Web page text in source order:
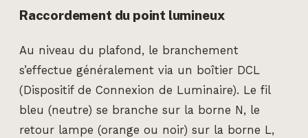
Raccordement du point lumineux
Au niveau du plafond, le branchement
s’effectue généralement via un boîtier DCL
(Dispositif de Connexion de Luminaire). Le fil
bleu (neutre) se branche sur la borne N, le
retour lampe (orange ou noir) sur la borne L,